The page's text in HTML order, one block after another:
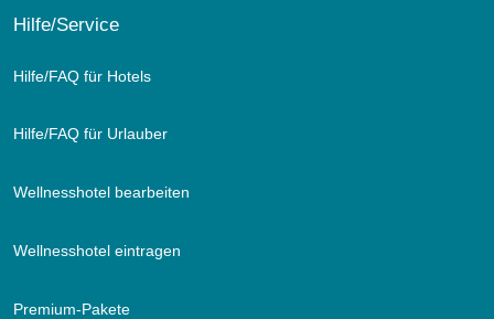
Hilfe/Service
Hilfe/FAQ für Hotels
Hilfe/FAQ für Urlauber
Wellnesshotel bearbeiten
Wellnesshotel eintragen
Premium-Pakete